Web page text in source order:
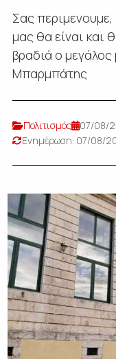
Σας
μας θα είναι και
βραδιά ο
Μπαρμπάτης
Πολιτισμός
07/08/
Ενημέρωση: 07/08/